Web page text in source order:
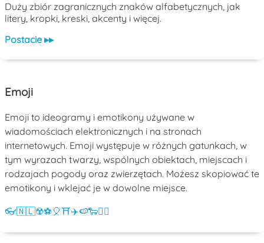
Duży zbiór zagranicznych znaków alfabetycznych, jak
litery, kropki, kreski, akcenty i więcej.
Postacie ▸▸
Emoji
Emoji to ideogramy i emotikony używane w
wiadomościach elektronicznych i na stronach
internetowych. Emoji występuje w różnych gatunkach, w
tym wyrazach twarzy, wspólnych obiektach, miejscach i
rodzajach pogody oraz zwierzętach. Możesz skopiować te
emotikony i wklejać je w dowolne miejsce.
👓🇳🇱☢️⚽ 🎈⛩️✈️🍉🐑💁‍♀️